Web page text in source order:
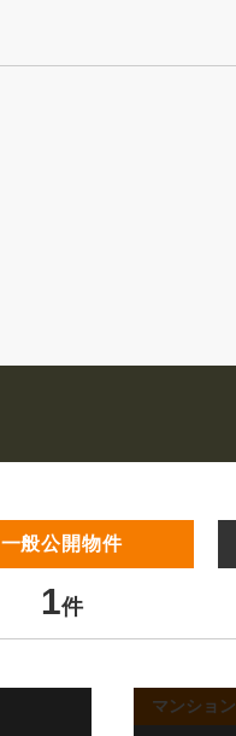
一般公開物件
1件
マンション